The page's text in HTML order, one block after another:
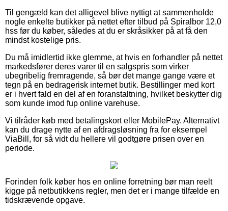
Til gengæld kan det alligevel blive nyttigt at sammenholde
nogle enkelte butikker på nettet efter tilbud på Spiralbor 12,0
hss før du køber, således at du er skråsikker på at få den
mindst kostelige pris.
Du må imidlertid ikke glemme, at hvis en forhandler på nettet
markedsfører deres varer til en salgspris som virker
ubegribelig fremragende, så bør det mange gange være et
tegn på en bedragerisk internet butik. Bestillinger med kort
er i hvert fald en del af en foranstaltning, hvilket beskytter dig
som kunde imod fup online varehuse.
Vi tilråder køb med betalingskort eller MobilePay. Alternativt
kan du drage nytte af en afdragsløsning fra for eksempel
ViaBill, for så vidt du hellere vil godtgøre prisen over en
periode.
Forinden folk køber hos en online forretning bør man reelt
kigge på netbutikkens regler, men det er i mange tilfælde en
tidskrævende opgave.